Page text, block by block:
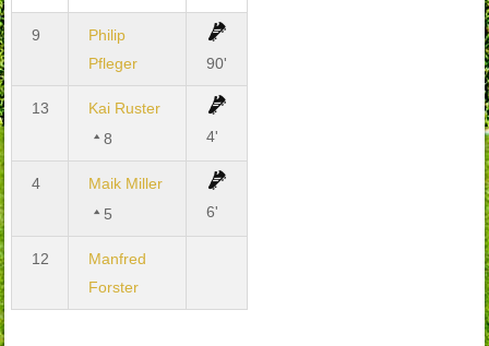
9
Philip
Pfleger
90'
13
Kai Ruster
8
4'
4
Maik Miller
5
6'
12
Manfred
Forster